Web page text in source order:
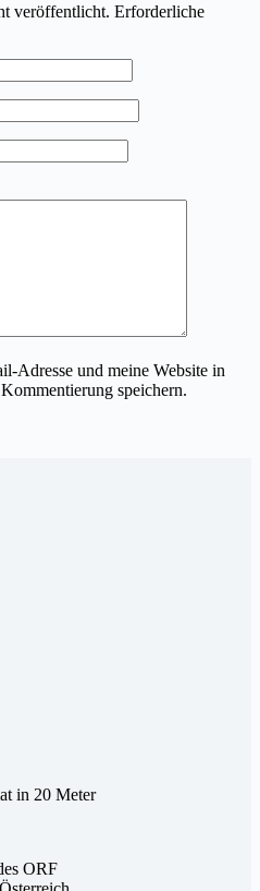
veröffentlicht. Erforderliche
Adresse und meine Website in
speichern.
in 20 Meter
ORF